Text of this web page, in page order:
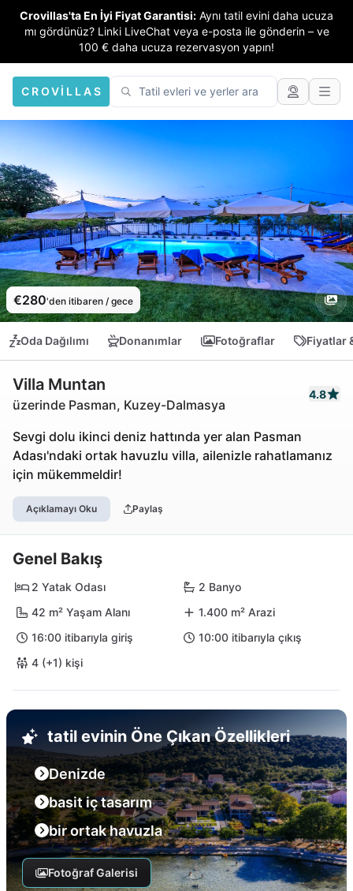
Crovillas'ta En İyi Fiyat Garantisi: Aynı tatil evini daha ucuza
mı gördünüz? Linki LiveChat veya e-posta ile gönderin – ve
100 € daha ucuza rezervasyon yapın!
CROVILLAS
€280'den itibaren / gece
Oda Dağılımı Donanımlar Fotoğraflar Fiyatlar
Villa Muntan
üzerinde Pasman, Kuzey-Dalmasya
4.8
Sevgi dolu ikinci deniz hattında yer alan Pasman
Adası'ndaki ortak havuzlu villa, ailenizle rahatlamanız
için mükemmeldir!
Açıklamayı Oku Paylaş
Genel Bakış
2 Yatak Odası
2 Banyo
42 m² Yaşam Alanı
1.400 m² Arazi
16:00 itibarıyla giriş
10:00 itibarıyla çıkış
4 (+1) kişi
tatil evinin Öne Çıkan Özellikleri
Denizde
basit iç tasarım
bir ortak havuzla
Fotoğraf Galerisi